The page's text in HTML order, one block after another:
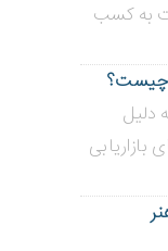
به کسب
چیست؟
دلیل